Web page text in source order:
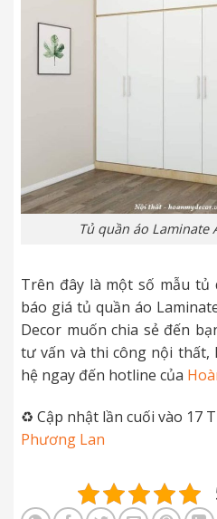
Tủ quần áo Laminate
Trên đây là một số mẫu
báo giá tủ quần áo
Decor muốn chia sẻ đến
tư vấn và thi công nội thất,
hệ ngay đến hotline của
♻️ Cập nhật lần cuối vào 17
Phương Lan